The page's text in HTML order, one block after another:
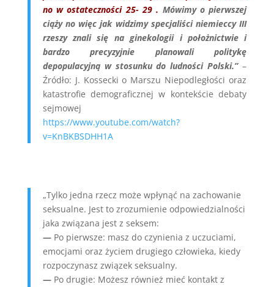
no w ostateczności 25- 29 . Mówimy o pierwszej
ciąży no więc jak widzimy specjaliści niemieccy III
rzeszy znali się na ginekologii i położnictwie i
bardzo precyzyjnie planowali politykę
depopulacyjną w stosunku do ludności Polski.”–
Źródło: J. Kossecki o Marszu Niepodległości oraz
katastrofie demograficznej w kontekście debaty
sejmowej
https://www.youtube.com/watch?
v=KnBKBSDHH1A
„Tylko jedna rzecz może wpłynąć na zachowanie
seksualne. Jest to zrozumienie odpowiedzialności
jaka związana jest z seksem:
—Po pierwsze: masz do czynienia z uczuciami,
emocjami oraz życiem drugiego człowieka, kiedy
rozpoczynasz związek seksualny.
—Po drugie: Możesz również mieć kontakt z